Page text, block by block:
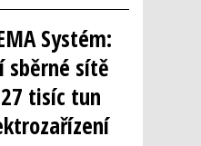
Systém:
sběrné sítě
tisíc tun